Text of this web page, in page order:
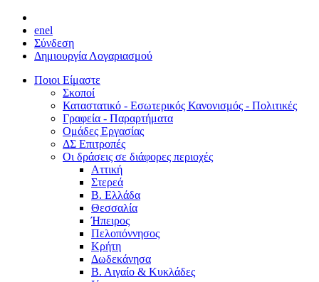
enel
Σύνδεση
Δημιουργία Λογαριασμού
Ποιοι Είμαστε
Σκοποί
Καταστατικό - Εσωτερικός Κανονισμός - Πολιτικές
Γραφεία - Παραρτήματα
Ομάδες Εργασίας
ΔΣ Επιτροπές
Οι δράσεις σε διάφορες περιοχές
Αττική
Στερεά
Β. Ελλάδα
Θεσσαλία
Ήπειρος
Πελοπόννησος
Κρήτη
Δωδεκάνησα
Β. Αιγαίο & Κυκλάδες